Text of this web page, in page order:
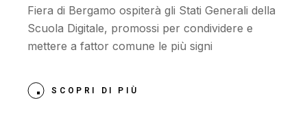
Fiera di Bergamo ospiterà gli Stati Generali della
Scuola Digitale, promossi per condividere e
mettere a fattor comune le più signi
SCOPRI DI PIÙ